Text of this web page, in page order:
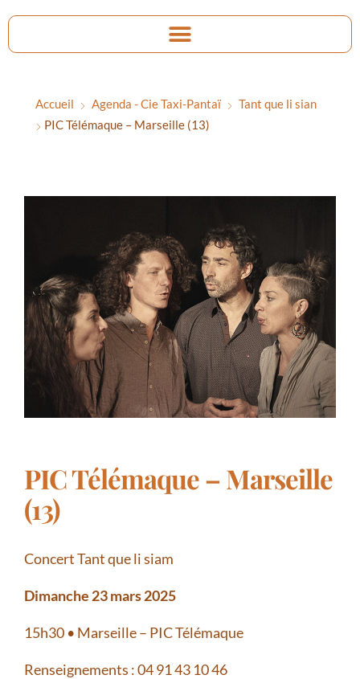
Accueil Agenda - Cie Taxi-Pantaï
Tant que li sian
PIC Télémaque – Marseille (13)
PIC Télémaque – Marseille
(13)
Concert Tant que li siam
Dimanche 23 mars 2025
15h30 • Marseille – PIC Télémaque
Renseignements : 04 91 43 10 46